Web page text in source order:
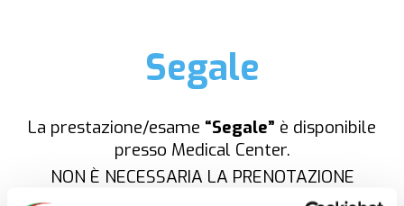
Segale
La prestazione/esame “Segale” è disponibile
presso Medical Center.
NON È NECESSARIA LA PRENOTAZIONE